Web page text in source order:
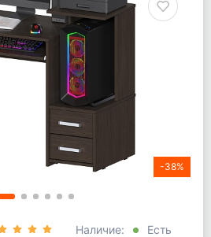
-38%
Наличие: Есть